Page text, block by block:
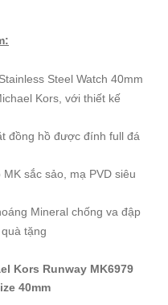
Steel Watch 40mm
Kors, với thiết kế
đồng hồ được đính full đá
sắc sảo, mạ PVD siêu
Mineral chống va đập
tặng
Kors Runway MK6979
40mm